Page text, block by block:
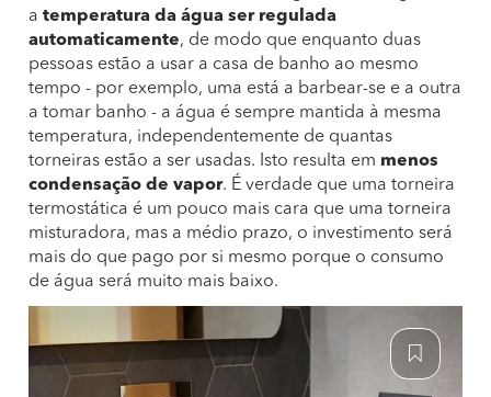
a temperatura da água ser regulada
automaticamente, de modo que enquanto duas
pessoas estão a usar a casa de banho ao mesmo
tempo - por exemplo, uma está a barbear-se e a outra
a tomar banho - a água é sempre mantida à mesma
temperatura, independentemente de quantas
torneiras estão a ser usadas. Isto resulta em menos
condensação de vapor. É verdade que uma torneira
termostática é um pouco mais cara que uma torneira
misturadora, mas a médio prazo, o investimento será
mais do que pago por si mesmo porque o consumo
de água será muito mais baixo.